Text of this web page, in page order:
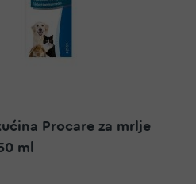
Procare za mrlje
ml